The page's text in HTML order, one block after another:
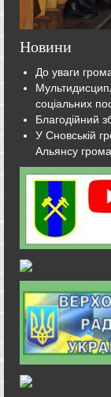
Новини
До уваги
соціальних
Благодійний
У Сновській
Альянсу